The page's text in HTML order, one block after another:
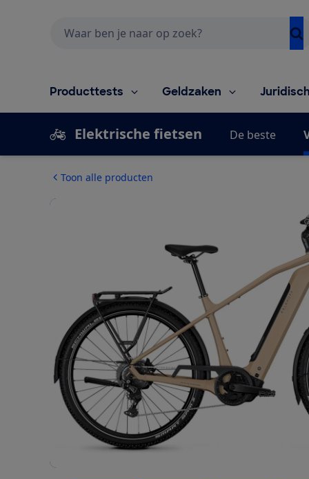
Producttests Geldzaken
Elektrische fietsen De beste
Toon alle producten